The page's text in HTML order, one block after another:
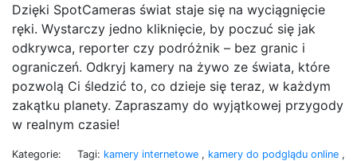
Dzięki SpotCameras świat staje się na wyciągnięcie
ręki. Wystarczy jedno kliknięcie, by poczuć się jak
odkrywca, reporter czy podróżnik – bez granic i
ograniczeń. Odkryj kamery na żywo ze świata, które
pozwolą Ci śledzić to, co dzieje się teraz, w każdym
zakątku planety. Zapraszamy do wyjątkowej przygody
w realnym czasie!
Kategorie:
Tagi: kamery internetowe , kamery do podglądu online ,